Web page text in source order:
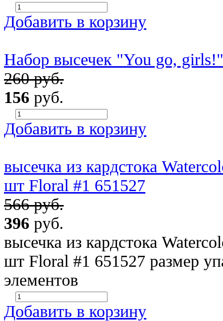
Добавить в корзину
Набор высечек "You go,
260 руб.
156 руб.
Добавить в корзину
высечка из кардстока
шт Floral #1 651527
566 руб.
396 руб.
высечка из кардстока
шт Floral #1 651527 размер
элементов
Добавить в корзину